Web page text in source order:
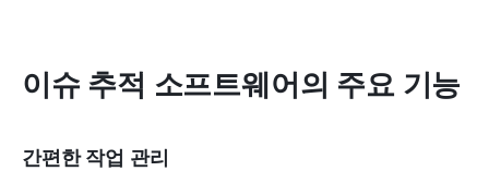
이슈 추적 소프트웨어의 주요 기능
간편한 작업 관리